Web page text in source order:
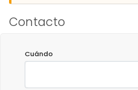
(Traducido por Google)
Amplio balcón. Discoteca
abre los sábados, ruidosa.
Contacto
Cuándo